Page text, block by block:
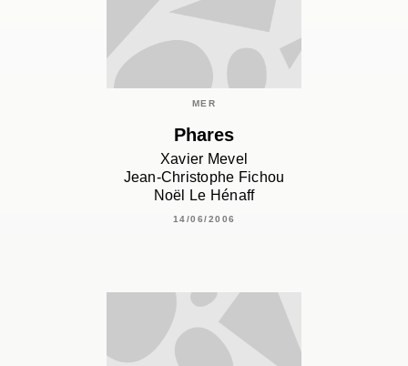
MER
Phares
Xavier Mevel
Jean-Christophe Fichou
Noël Le Hénaff
14/06/2006